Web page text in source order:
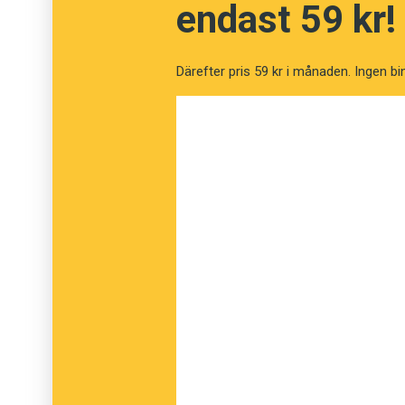
rullade längs Reykjavíks gator såg han till
mask. Du kan se bilden på honom hos
att byta namn på Bratthöfði
endast 59 kr!
Därefter pris 59 kr i månaden. Ingen